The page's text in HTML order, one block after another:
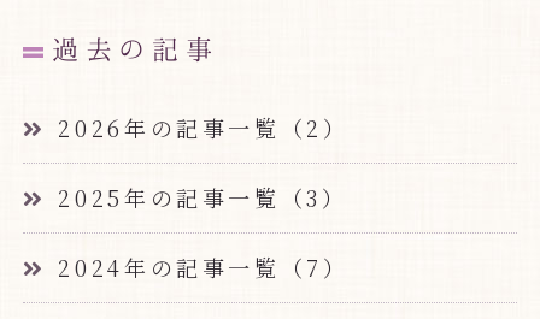
過去の記事
2026年の記事一覧（2）
2025年の記事一覧（3）
2024年の記事一覧（7）